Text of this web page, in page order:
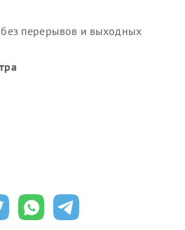
перерывов и выходных